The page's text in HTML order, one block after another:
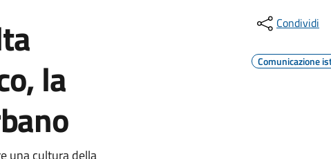
la
una cultura della
Condividi
Comunicazione